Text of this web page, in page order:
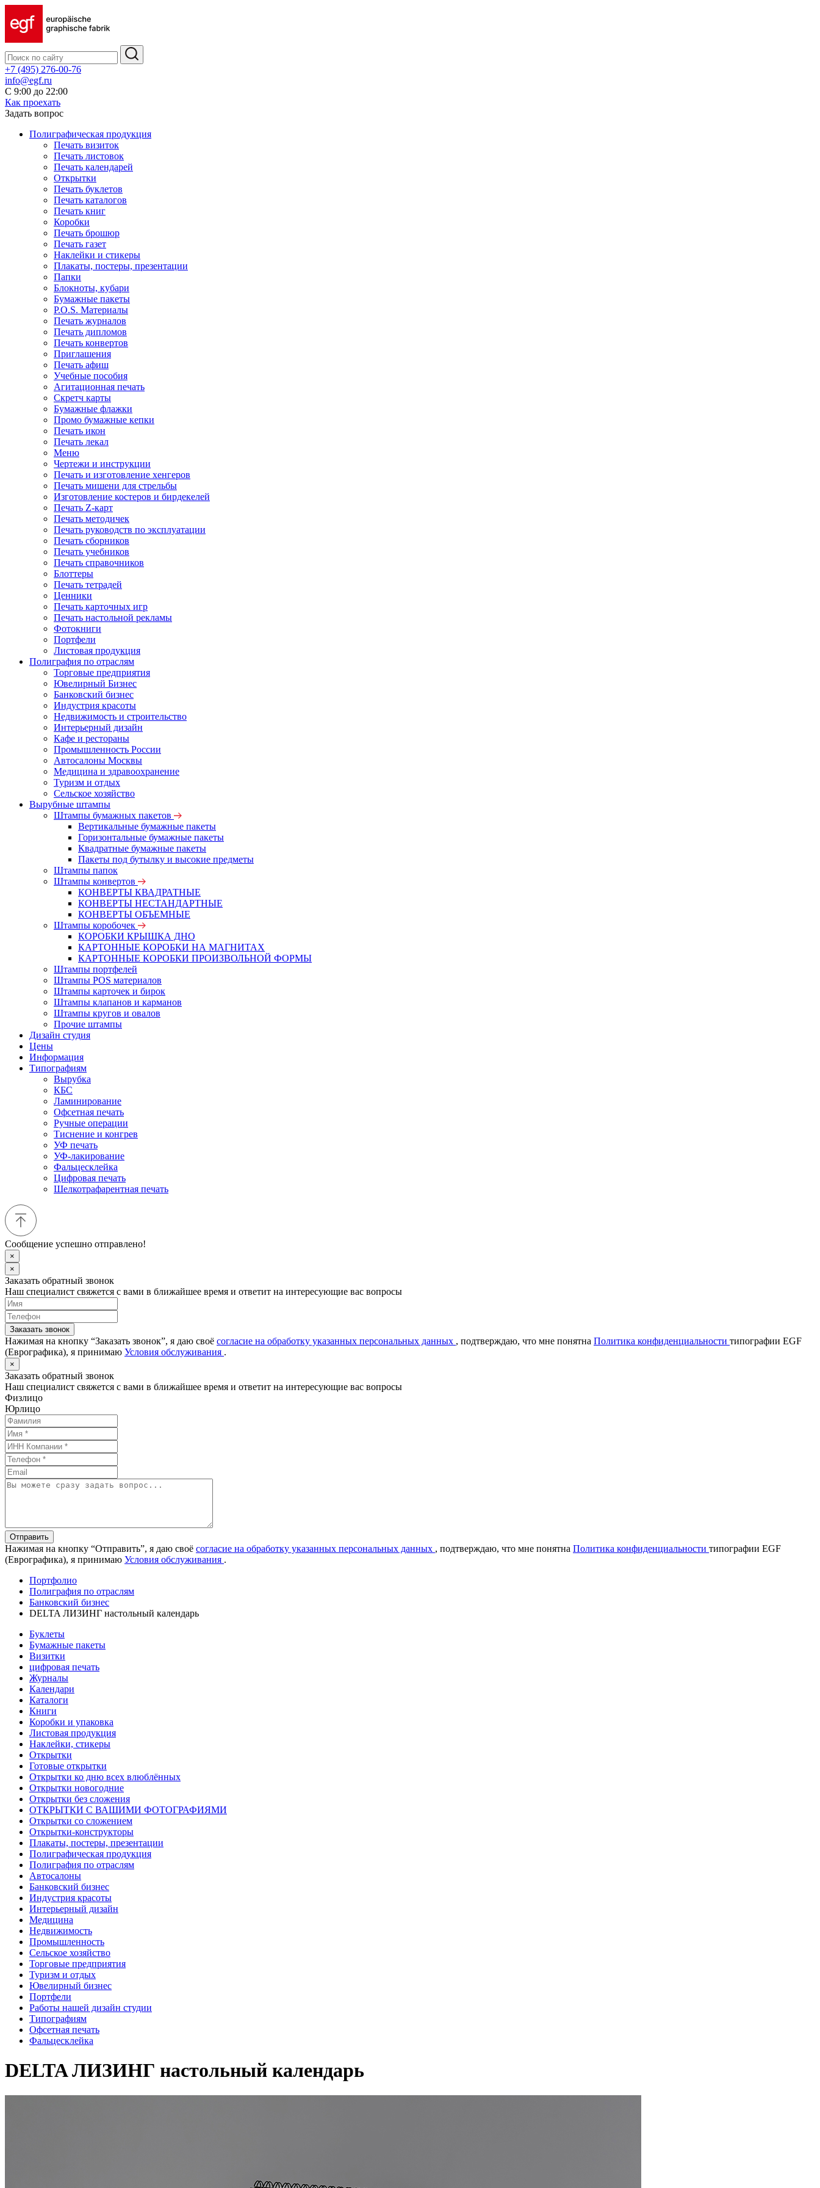
+7 (495) 276-00-76
info@egf.ru
С 9:00 до 22:00
Как проехать
Задать вопрос
Полиграфическая продукция
Печать визиток
Печать листовок
Печать календарей
Открытки
Печать буклетов
Печать каталогов
Печать книг
Коробки
Печать брошюр
Печать газет
Наклейки и стикеры
Плакаты, постеры, презентации
Папки
Блокноты, кубари
Бумажные пакеты
P.O.S. Материалы
Печать журналов
Печать дипломов
Печать конвертов
Приглашения
Печать афиш
Учебные пособия
Агитационная печать
Скретч карты
Бумажные флажки
Промо бумажные кепки
Печать икон
Печать лекал
Меню
Чертежи и инструкции
Печать и изготовление хенгеров
Печать мишени для стрельбы
Изготовление костеров и бирдекелей
Печать Z-карт
Печать методичек
Печать руководств по эксплуатации
Печать сборников
Печать учебников
Печать справочников
Блоттеры
Печать тетрадей
Ценники
Печать карточных игр
Печать настольной рекламы
Фотокниги
Портфели
Листовая продукция
Полиграфия по отраслям
Торговые предприятия
Ювелирный Бизнес
Банковский бизнес
Индустрия красоты
Недвижимость и строительство
Интерьерный дизайн
Кафе и рестораны
Промышленность России
Автосалоны Москвы
Медицина и здравоохранение
Туризм и отдых
Сельское хозяйство
Вырубные штампы
Штампы бумажных пакетов
Вертикальные бумажные пакеты
Горизонтальные бумажные пакеты
Квадратные бумажные пакеты
Пакеты под бутылку и высокие предметы
Штампы папок
Штампы конвертов
КОНВЕРТЫ КВАДРАТНЫЕ
КОНВЕРТЫ НЕСТАНДАРТНЫЕ
КОНВЕРТЫ ОБЪЕМНЫЕ
Штампы коробочек
КОРОБКИ КРЫШКА ДНО
КАРТОННЫЕ КОРОБКИ НА МАГНИТАХ
КАРТОННЫЕ КОРОБКИ ПРОИЗВОЛЬНОЙ ФОРМЫ
Штампы портфелей
Штампы POS материалов
Штампы карточек и бирок
Штампы клапанов и карманов
Штампы кругов и овалов
Прочие штампы
Дизайн студия
Цены
Информация
Типографиям
Вырубка
КБС
Ламинирование
Офсетная печать
Ручные операции
Тиснение и конгрев
УФ печать
УФ-лакирование
Фальцесклейка
Цифровая печать
Шелкотрафарентная печать
Сообщение успешно отправлено!
×
×
Заказать обратный звонок
Наш специалист свяжется с вами в ближайшее время и ответит на интересующие вас вопросы
Заказать звонок
Нажимая на кнопку “Заказать звонок”, я даю своё согласие на обработку указанных персональных данных , подтверждаю, что мне понятна Политика конфиденциальности типографии EGF
(Еврографика), я принимаю Условия обслуживания .
×
Заказать обратный звонок
Наш специалист свяжется с вами в ближайшее время и ответит на интересующие вас вопросы
Физлицо
Юрлицо
Отправить
Нажимая на кнопку “Отправить”, я даю своё согласие на обработку указанных персональных данных , подтверждаю, что мне понятна Политика конфиденциальности типографии EGF
(Еврографика), я принимаю Условия обслуживания .
Портфолио
Полиграфия по отраслям
Банковский бизнес
DELTA ЛИЗИНГ настольный календарь
Буклеты
Бумажные пакеты
Визитки
цифровая печать
Журналы
Календари
Каталоги
Книги
Коробки и упаковка
Листовая продукция
Наклейки, стикеры
Открытки
Готовые открытки
Открытки ко дню всех влюблённых
Открытки новогодние
Открытки без сложения
ОТКРЫТКИ С ВАШИМИ ФОТОГРАФИЯМИ
Открытки со сложением
Открытки-конструкторы
Плакаты, постеры, презентации
Полиграфическая продукция
Полиграфия по отраслям
Автосалоны
Банковский бизнес
Индустрия красоты
Интерьерный дизайн
Медицина
Недвижимость
Промышленность
Сельское хозяйство
Торговые предприятия
Туризм и отдых
Ювелирный бизнес
Портфели
Работы нашей дизайн студии
Типографиям
Офсетная печать
Фальцесклейка
DELTA ЛИЗИНГ настольный календарь